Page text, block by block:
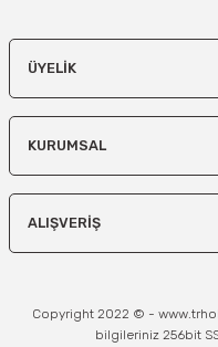
ÜYELIK
KURUMSAL
ALIŞVERIŞ
Copyright 2022 © -
bilgileriniz 256bit